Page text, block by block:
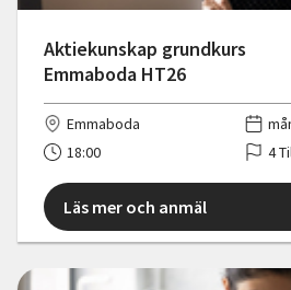
Aktiekunskap grundkurs
Emmaboda HT26
Emmaboda
18:00
4
Läs mer och anmäl